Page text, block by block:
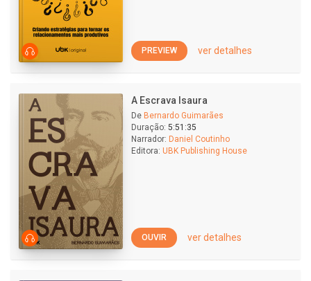
PREVIEW ver detalhes
A Escrava Isaura
De Bernardo Guimarães
Duração: 5:51:35
Narrador: Daniel Coutinho
Editora: UBK Publishing House
OUVIR ver detalhes